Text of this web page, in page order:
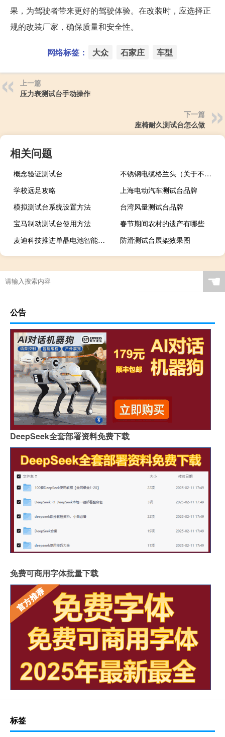
果，为驾驶者带来更好的驾驶体验。在改装时，应选择正
规的改装厂家，确保质量和安全性。
网络标签： 大众 石家庄 车型
上一篇
压力表测试台手动操作
下一篇
座椅耐久测试台怎么做
相关问题
概念验证测试台
不锈钢电缆格兰头（关于不锈钢电缆格兰头的介绍）
学校远足攻略
上海电动汽车测试台品牌
模拟测试台系统设置方法
台湾风量测试台品牌
宝马制动测试台使用方法
春节期间农村的遗产有哪些
麦迪科技推进单晶电池智能工厂项目 签约21.25亿单晶硅片采购协议 到底什么情况嘞
防滑测试台展架效果图
☚
公告
DeepSeek全套部署资料免费下载
免费可商用字体批量下载
标签